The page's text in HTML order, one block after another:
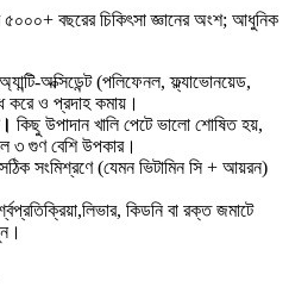
৫০০০+ বছরের চিকিৎসা জ্ঞানের অংশ; আধুনিক
অক্সিডেন্ট (পলিফেনল, ফ্ল্যাভোনয়েড,
করে ও প্রদাহ কমায়।
কিছু উপাদান খালি পেটে ভালো শোষিত হয়,
৩ গুণ বেশি উপকার।
সংমিশ্রণে (যেমন ভিটামিন সি + আয়রন)
কিডনি বা রক্ত জমাটে